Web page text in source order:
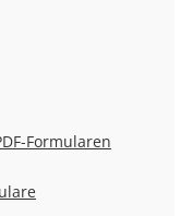
Formularen